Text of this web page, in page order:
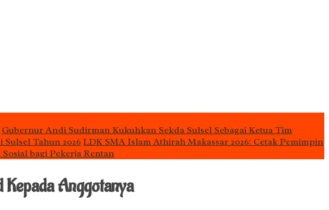
Gubernur Andi Sudirman Kukuhkan Sekda Sulsel Sebagai Ketua Tim
Sulsel Tahun 2026 LDK SMA Islam Athirah Makassar 2026: Cetak Pemimpin
bagi Pekerja Rentan
Anggotanya